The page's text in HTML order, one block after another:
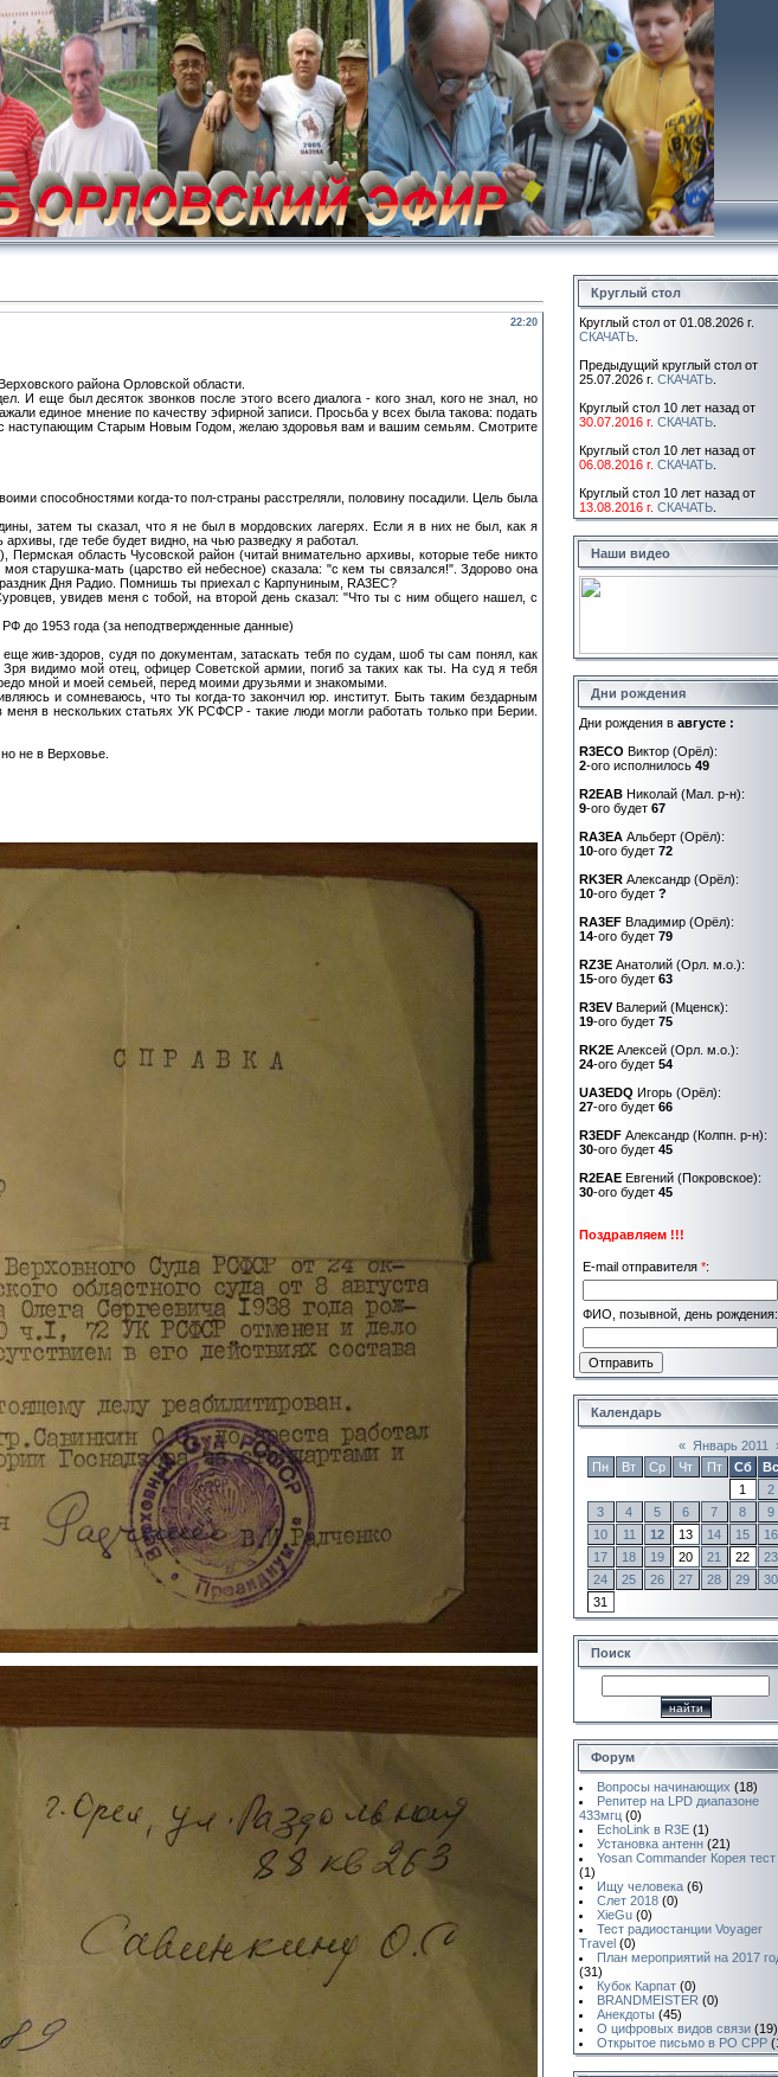
22:20
района Орловской области.
И еще был десяток звонков после этого всего диалога - кого знал, кого не знал, но
единое мнение по качеству эфирной записи. Просьба у всех была такова: подать
с наступающим Старым Новым Годом, желаю здоровья вам и вашим семьям. Смотрите
способностями когда-то пол-страны расстреляли, половину посадили. Цель была
затем ты сказал, что я не был в мордовских лагерях. Если я в них не был, как я
где тебе будет видно, на чью разведку я работал.
область Чусовской район (читай внимательно архивы, которые тебе никто
старушка-мать (царство ей небесное) сказала: "с кем ты связался!". Здорово она
Дня Радио. Помнишь ты приехал с Карпуниным, RA3EC?
увидев меня с тобой, на второй день сказал: "Что ты с ним общего нашел, с
до 1953 года (за неподтвержденные данные)
жив-здоров, судя по документам, затаскать тебя по судам, шоб ты сам понял, как
видимо мой отец, офицер Советской армии, погиб за таких как ты. На суд я тебя
мной и моей семьей, перед моими друзьями и знакомыми.
и сомневаюсь, что ты когда-то закончил юр. институт. Быть таким бездарным
в нескольких статьях УК РСФСР - такие люди могли работать только при Берии.
не в Верховье.
Круглый стол
Круглый стол от 01.08.2026 г.
СКАЧАТЬ
Предыдущий круглый стол от
25.07.2026 г. СКАЧАТЬ
Круглый стол 10 лет назад от
30.07.2016 г. СКАЧАТЬ
Круглый стол 10 лет назад от
06.08.2016 г. СКАЧАТЬ
Круглый стол 10 лет назад от
13.08.2016 г. СКАЧАТЬ
Наши видео
Дни рождения
Дни рождения в августе :
R3ECO Виктор (Орёл):
2-ого исполнилось 49
R2EAB Николай (Мал. р-н):
9-ого будет 67
RA3EA Альберт (Орёл):
10-ого будет 72
RK3ER Александр (Орёл):
10-ого будет ?
RA3EF Владимир (Орёл):
14-ого будет 79
RZ3E Анатолий (Орл. м.о.):
15-ого будет 63
R3EVВалерий (Мценск):
19-ого будет 75
RK2E Алексей (Орл. м.о.):
24-ого будет 54
UA3EDQ Игорь (Орёл):
27-ого будет 66
R3EDF Александр (Колпн. р-н):
30-ого будет 45
R2EAE Евгений (Покровское):
30-ого будет 45
Поздравляем !!!
E-mail отправителя *:
ФИО, позывной, день рождения:
Календарь
« Январь 2011
Пн
Вт Ср Чт Пт Сб
Вс
1
2
3
4 5 6 7 8
9
10
11 12 13 14 15
16
17
18 19 20 21 22
23
24
25 26 27 28 29
30
31
Поиск
Форум
Вопросы начинающих (18)
Репитер на LPD диапазоне
433мгц (0)
EchoLink в R3E (1)
Установка антенн (21)
Yosan Commander Корея тест
(1)
Ищу человека (6)
Слет 2018 (0)
XieGu (0)
Тест радиостанции Voyager
Travel (0)
План мероприятий на 2017
(31)
Кубок Карпат (0)
BRANDMEISTER (0)
Анекдоты (45)
О цифровых видов связи (19)
Открытое письмо в РО СРР